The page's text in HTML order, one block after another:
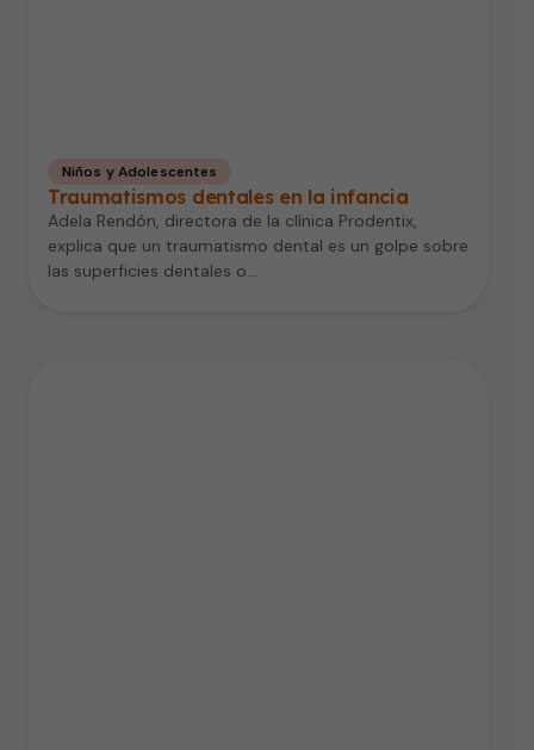
Niños y Adolescentes
Traumatismos dentales en la infancia
Adela Rendón, directora de la clínica Prodentix,
explica que un traumatismo dental es un golpe sobre
las superficies dentales o…